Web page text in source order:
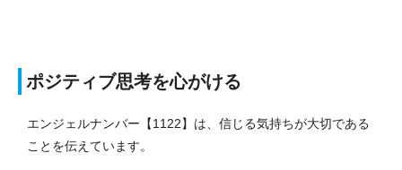
ポジティブ思考を心がける
エンジェルナンバー【1122】は、信じる気持ちが大切である
ことを伝えています。